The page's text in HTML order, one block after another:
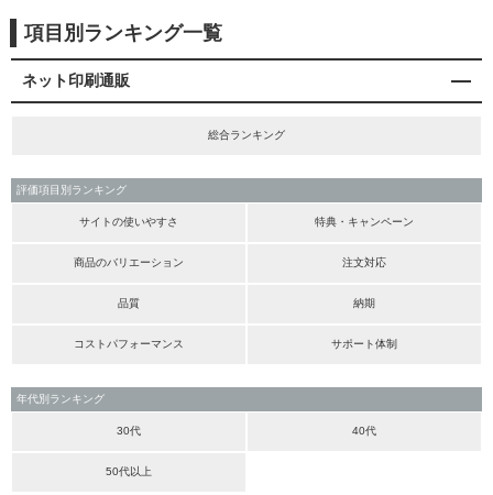
項目別ランキング一覧
ネット印刷通販
総合ランキング
評価項目別ランキング
サイトの使いやすさ 特典・キャンペーン
商品のバリエーション 注文対応
品質 納期
コストパフォーマンス サポート体制
年代別ランキング
30代 40代
50代以上